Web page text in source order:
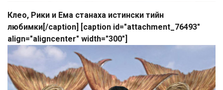
Клео, Рики и Ема станаха истински тийн
любимки[/caption] [caption id="attachment_76493"
align="aligncenter" width="300"]